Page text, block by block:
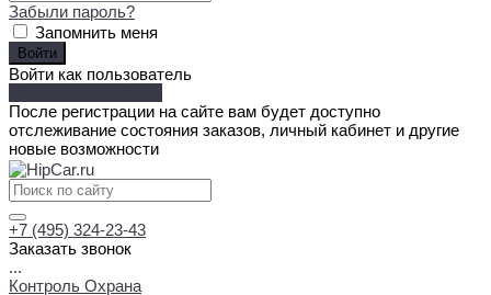
Забыли пароль?
Запомнить меня
Войти как пользователь
После регистрации на сайте вам будет доступно
отслеживание состояния заказов, личный кабинет и другие
новые возможности
+7 (495) 324-23-43
Заказать звонок
...
Контроль Охрана